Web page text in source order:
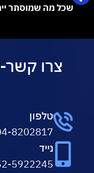
שכל מה שמוסתר
צרו
טלפון
8202817
נייד
5922245